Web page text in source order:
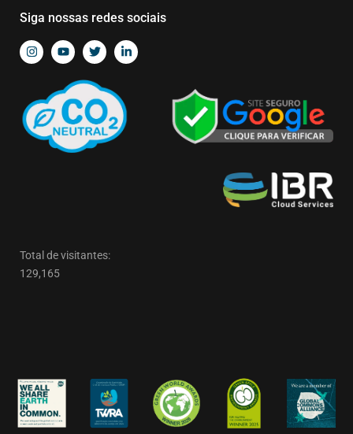
Siga nossas redes sociais
Total de visitantes:
129,165